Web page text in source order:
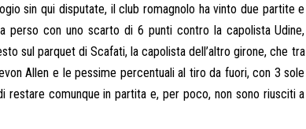
sin qui disputate, il club romagnolo ha vinto due partite e
perso con uno scarto di 6 punti contro la capolista Udine,
sul parquet di Scafati, la capolista dell’altro girone, che tra
Allen e le pessime percentuali al tiro da fuori, con 3 sole
comunque in partita e, per poco, non sono riusciti a